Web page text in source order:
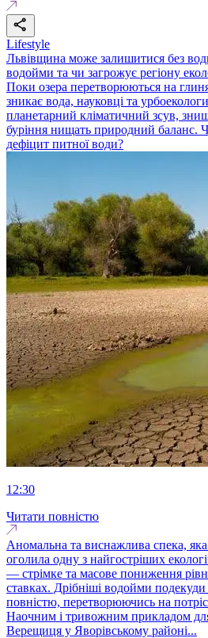
Lifestyle
Львівщина може залишитися без
водойми та чи загрожує регіону
Поки озера перетворюються на
зникає вода, науковці та
планетарний кліматичний зсув,
буріння нищать природний баланс.
дефіцит питної води?
12:30
Читати повністю
Аномальна та виснажлива спека,
оголила одну з найгостріших
— стрімке та масове пониження
ставках. Дрібніші водойми
повністю, перетворюючись на
Наочним і тривожним прикладом
Верещиця у Яворівському районі...